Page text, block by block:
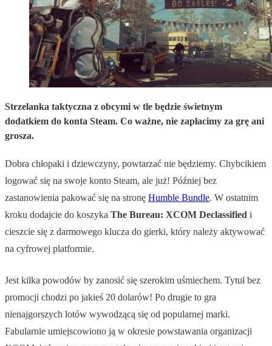
Strzelanka taktyczna z obcymi w tle będzie świetnym
dodatkiem do konta Steam. Co ważne, nie zapłacimy za grę ani
grosza.
Dobra chłopaki i dziewczyny, powtarzać nie będziemy. Chybcikiem
logować się na swoje konto Steam, ale już! Później bez
zastanowienia pakować się na stronę Humble Bundle. W ostatnim
kroku dodajcie do koszyka The Bureau: XCOM Declassified i
cieszcie się z darmowego klucza do gierki, który należy aktywować
na cyfrowej platformie.
Jest kilka powodów by zanosić się szerokim uśmiechem. Tytuł bez
promocji chodzi po jakieś 20 dolarów! Po drugie to gra
nienajgorszych lotów wywodzącą się od popularnej marki.
Fabularnie umiejscowiono ją w okresie powstawania organizacji